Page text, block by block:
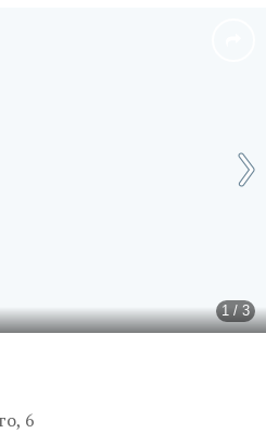
1 / 3
6